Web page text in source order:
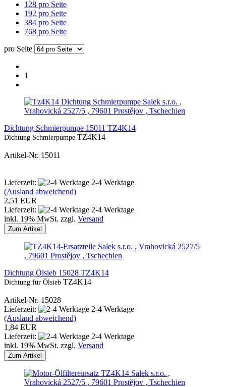
128 pro Seite
192 pro Seite
384 pro Seite
768 pro Seite
pro Seite
1
Salek s.r.o. ,
Vrahovická 2527/5 , 79601 Prostějov , Tschechien
Dichtung Schmierpumpe 15011 TZ4K14
Dichtung Schmierpumpe TZ4K14
Artikel-Nr. 15011
Lieferzeit:
2-4 Werktage
(Ausland abweichend)
2,51 EUR
Lieferzeit:
2-4 Werktage
inkl. 19% MwSt. zzgl. Versand
Zum Artikel
Salek s.r.o. , Vrahovická 2527/5
, 79601 Prostějov , Tschechien
Dichtung Ölsieb 15028 TZ4K14
Dichtung für Ölsieb TZ4K14
Artikel-Nr. 15028
Lieferzeit:
2-4 Werktage
(Ausland abweichend)
1,84 EUR
Lieferzeit:
2-4 Werktage
inkl. 19% MwSt. zzgl. Versand
Zum Artikel
Salek s.r.o. ,
Vrahovická 2527/5 , 79601 Prostějov , Tschechien